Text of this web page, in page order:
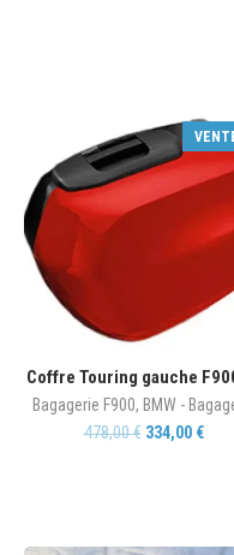
Coffre Touring gauche
Bagagerie F900, BMW -
478,00€ 334,00 €